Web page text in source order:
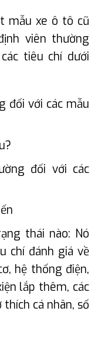
mẫu xe ô tô cũ
viên thường
tiêu chí dưới
đối với các mẫu
đối với các
thái nào: Nó
chí đánh giá về
hệ thống điện,
lắp thêm, các
cá nhân, số